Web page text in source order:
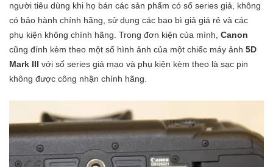
người tiêu dùng khi họ bán các sản phẩm có số series giả, không
có bảo hành chính hãng, sử dụng các bao bì giả giá rẻ và các
phụ kiện không chính hãng. Trong đơn kiện của mình, Canon
cũng đính kèm theo một số hình ảnh của một chiếc máy ảnh 5D
Mark III với số series giả mạo và phụ kiện kèm theo là sạc pin
không được công nhận chính hãng.